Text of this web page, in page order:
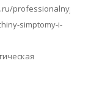
professionalnyj-
simptomy-i-